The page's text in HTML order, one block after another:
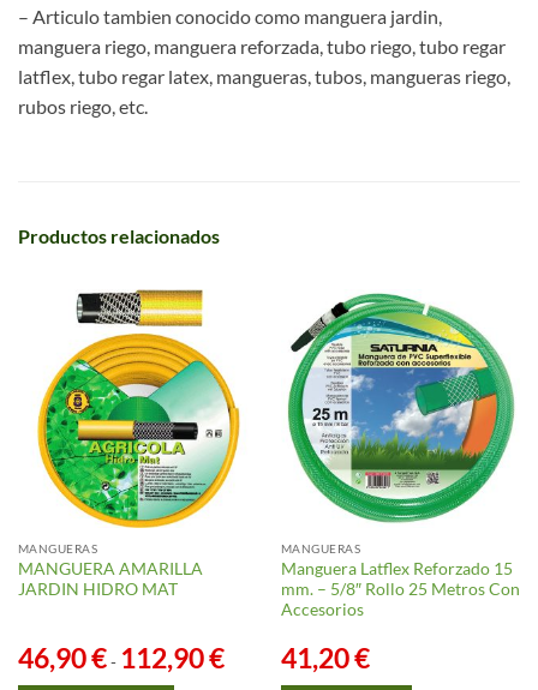
– Articulo tambien conocido como manguera jardin,
manguera riego, manguera reforzada, tubo riego, tubo regar
latflex, tubo regar latex, mangueras, tubos, mangueras riego,
rubos riego, etc.
Productos relacionados
MANGUERAS
MANGUERA AMARILLA
JARDIN HIDRO MAT
46,90€ - 112,90€Rango
de
precios:
MANGUERAS
Manguera Latflex Reforzado 15
mm. – 5/8″ Rollo 25 Metros Con
Accesorios
41,20€